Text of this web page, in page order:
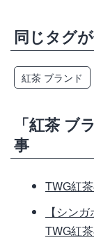
同じタグ
紅茶 ブランド
「紅茶 ブ
事
TWG紅
【シン
TWG紅